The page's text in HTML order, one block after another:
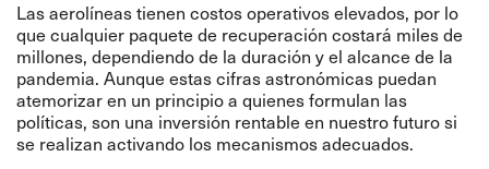
Las aerolíneas tienen costos operativos elevados, por lo
que cualquier paquete de recuperación costará miles de
millones, dependiendo de la duración y el alcance de la
pandemia. Aunque estas cifras astronómicas puedan
atemorizar en un principio a quienes formulan las
políticas, son una inversión rentable en nuestro futuro si
se realizan activando los mecanismos adecuados.